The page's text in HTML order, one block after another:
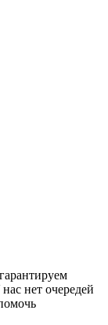
нет очередей